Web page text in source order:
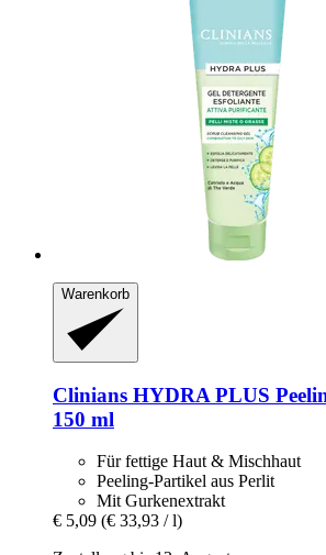
Warenkorb
Clinians HYDRA PLUS
150 ml
Für fettige Haut & Mischhaut
Peeling-Partikel aus Perlit
Mit Gurkenextrakt
€ 5,09 (€ 33,93 / l)